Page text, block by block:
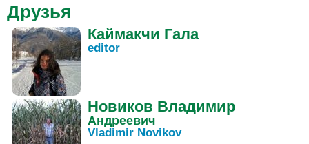
Друзья
Каймакчи Гала
editor
Новиков Владимир
Андреевич
Vladimir Novikov